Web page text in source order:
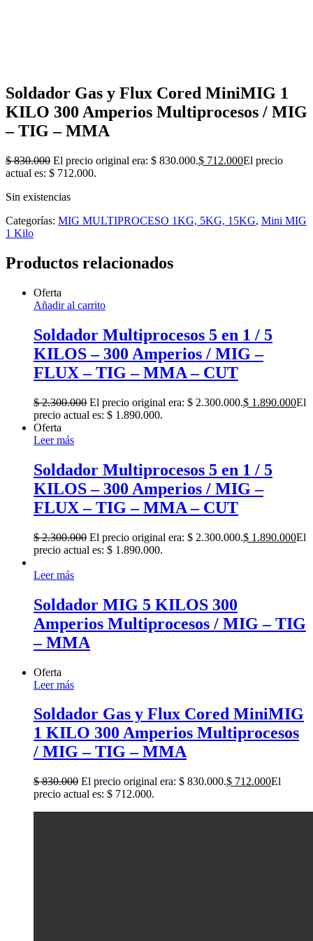
Soldador Gas y Flux Cored MiniMIG 1
KILO 300 Amperios Multiprocesos / MIG
– TIG – MMA
$830.000 El precio original era: $ 830.000.$ 712.000El precio
actual es: $ 712.000.
Sin existencias
Categorías: MIG MULTIPROCESO 1KG, 5KG, 15KG, Mini MIG
1 Kilo
Productos relacionados
Oferta
Añadir al carrito
Soldador Multiprocesos 5 en 1 / 5
KILOS – 300 Amperios / MIG –
FLUX – TIG – MMA – CUT
$2.300.000 El precio original era: $ 2.300.000.$ 1.890.000El
precio actual es: $ 1.890.000.
Oferta
Leer más
Soldador Multiprocesos 5 en 1 / 5
KILOS – 300 Amperios / MIG –
FLUX – TIG – MMA – CUT
$2.300.000 El precio original era: $ 2.300.000.$ 1.890.000El
precio actual es: $ 1.890.000.
Leer más
Soldador MIG 5 KILOS 300
Amperios Multiprocesos / MIG – TIG
– MMA
Oferta
Leer más
Soldador Gas y Flux Cored MiniMIG
1 KILO 300 Amperios Multiprocesos
/ MIG – TIG – MMA
$830.000 El precio original era: $ 830.000.$ 712.000El
precio actual es: $ 712.000.